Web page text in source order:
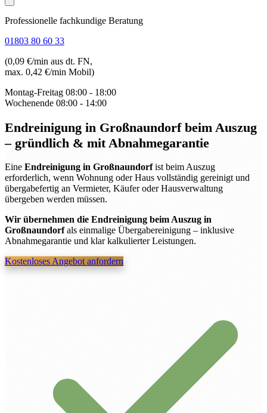
Professionelle fachkundige Beratung
01803 80 60 33
(0,09 €/min aus dt. FN,
max. 0,42 €/min Mobil)
Montag-Freitag 08:00 - 18:00
Wochenende 08:00 - 14:00
Endreinigung in Großnaundorf beim Auszug
– gründlich & mit Abnahmegarantie
Eine Endreinigung in Großnaundorfist beim Auszug
erforderlich, wenn Wohnung oder Haus vollständig gereinigt und
übergabefertig an Vermieter, Käufer oder Hausverwaltung
übergeben werden müssen.
Wir übernehmen die Endreinigung beim Auszug in
Großnaundorfals einmalige Übergabereinigung – inklusive
Abnahmegarantie und klar kalkulierter Leistungen.
Kostenloses Angebot anfordern